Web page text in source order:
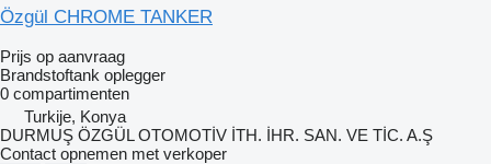
Özgül CHROME TANKER
Prijs op aanvraag
Brandstoftank oplegger
0 compartimenten
Turkije, Konya
DURMUŞ ÖZGÜL OTOMOTİV İTH. İHR. SAN. VE TİC. A.Ş
Contact opnemen met verkoper